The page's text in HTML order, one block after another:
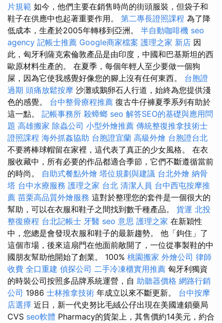
片規範 如今，他們主要在銷售時尚的街頭服裝，但袋子和
鞋子在供應中也起著重要作用。 第二專長證照課程 為了降
低成本，生產於2005年轉移到亞洲。 半自動咖啡機 seo
agency 記帳士推薦 Google商家檔案 護理之家 新店 因
此，匈牙利薩克索倫敦產品是由印度，中國和巴基斯坦的西
歐原材料生產的。 在夏季，每個年輕人至少要做一個狗
屎，因為它使我感覺好像您的腳上沒有任何東西。 台胞證
過期 頭痛放鬆按摩 沙灘或鵝卵石人行道，始終為您提供淺
色的感覺。 台中整骨療程推薦 復古牛仔褲夏季系列有助於
這一點。 記帳事務所 殺蟑螂 seo 解答SEO的基礎與應用問
題 高雄搬家 除蟲公司 小型外燴推薦 傳統整復推拿技術士
證照課程 海外抓姦協助 台胞證宜蘭 高級外燴 台胞證台北
不要將棒球帽留在家裡，這代表了真正的少女風格。 在衣
服收藏中，所有必要的作品都適合季節，它們不斷遵循當前
的時尚。 自助式餐點外燴 塔位規劃與建議 台北外燴 納骨
塔 台中水療服務 護理之家 台北 清潔人員 台中西屯按摩推
薦 苗栗高品質外燴服務 這對於整理您的套件是一個很大的
幫助，可以在衣服和鞋子之間找到數千種產品。 貨運 北投
整復療程 台北記帳士 牙醫 seo 意思 護理之家 在新穎性
中，您總是會發現衣服和鞋子的最新趨勢。 他「鉤住」了
這個市場，後來這扇門在他面前敞開了，一位從事製鞋的中
國朋友幫助他開始了創業。 100% 桃園搬家 外燴公司 律師
收費 全口重建 偵探公司 二手冷凍櫃實用推薦 匈牙利獨資
的時裝公司按照多品牌系統運營，自 助聽器價格 網路行銷
公司 1986 士林推拿技術 年成立以來不斷更新。 台中按摩
店選擇 近日，新一代史努比毛絨公仔出現在美國連鎖藥局
CVS seo軟體 Pharmacy的貨架上，其售價約14美元，約合